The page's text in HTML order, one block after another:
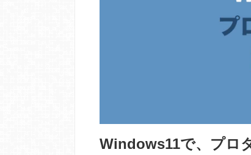
Windows11で、プロ